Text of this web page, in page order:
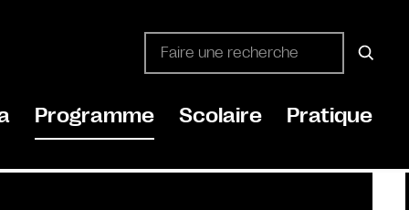
Programme Scolaire Pratique